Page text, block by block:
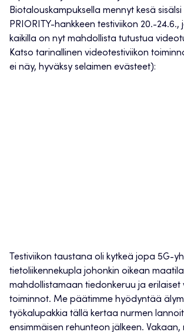
Biotalouskampuksella mennyt kesä sisälsi
PRIORITY-hankkeen testiviikon 20.-24.6.,
kaikilla on nyt mahdollista tutustua
Katso tarinallinen videotestiviikon
ei näy, hyväksy selaimen evästeet):
Testiviikon taustana oli kytkeä jopa 5G-
tietoliikennekupla johonkin oikean
mahdollistamaan tiedonkeruu ja erilaiset
toiminnot. Me päätimme hyödyntää
työkalupakkia tällä kertaa nurmen
ensimmäisen rehunteon jälkeen.